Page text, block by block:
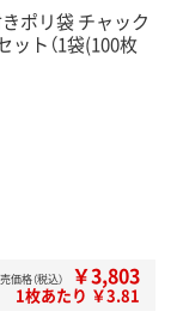
ポリ袋 チャック
ット（1袋(100枚
価格（税込） ￥3,803
1枚あたり ￥3.81